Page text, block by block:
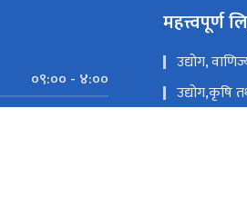
०९:०० - ४:००
महत्त्वपूर्ण
उद्योग,
उद्योग,कृषि